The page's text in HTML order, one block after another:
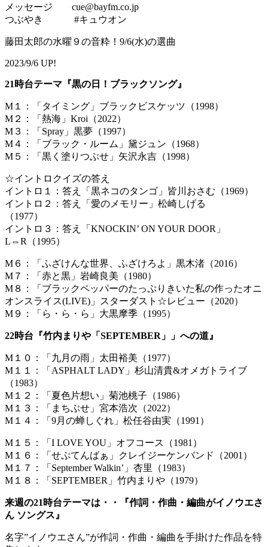
メッセージ cue@bayfm.co.jp
つぶやき #キュウオン
藤田太郎の水曜９の音粋！9/6(水)の選曲
2023/9/6 UP!
21時台テーマ『黒の日！ブラックソング』
M１：「タイミング」ブラックビスケッツ（1998）
M２：「熱海」Kroi（2022）
M３：「Spray」黒夢（1997）
M４：「ブラック・ルーム」黛ジュン（1968）
M５：「黒く塗りつぶせ」矢沢永吉（1998）
☆イントロクイズの答え
イントロ１：答え「黒ネコのタンゴ」皆川おさむ（1969）
イントロ２：答え「愛のメモリー」松崎しげる
（1977）
イントロ３：答え「KNOCKIN’ ON YOUR DOOR」
L⇔R（1995）
M６：「ふざけんな世界、ふざけろよ」黒木渚（2016）
M７：「赤と黒」岩崎良美（1980）
M８：「ブラックペッパーのたっぷりきいた私の作ったオニ
オンスライス(LIVE)」スターダスト☆レビュー（2020）
M９：「ら・ら・ら」大黒摩季（1995）
22時台『竹内まりや「SEPTEMBER」」への道』
M１０：「九月の雨」太田裕美（1977）
M１１：「ASPHALT LADY」杉山清貴&オメガトライブ
（1983）
M１２：「夏色片想い」菊池桃子（1986）
M１３：「まちぶせ」宮本浩次（2022）
M１４：「9月の蝉しぐれ」松任谷由実（1991）
M１５：「I LOVE YOU」オフコース（1981）
M１６：「せぷてんばぁ」クレイジーケンバンド（2001）
M１７：「September Walkin’」杏里（1983）
M１８：「SEPTEMBER」竹内まりや（1979）
来週の21時台テーマは・・『作詞・作曲・編曲がイノウエさ
ん ソングス』
名字”イノウエさん”が作詞・作曲・編曲を手掛けた作品を特